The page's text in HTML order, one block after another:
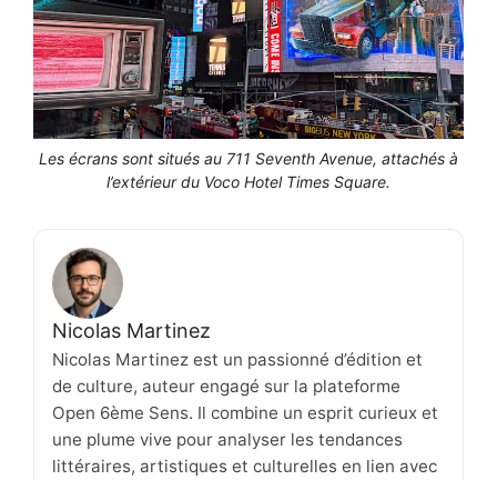
Les écrans sont situés au 711 Seventh Avenue, attachés à
l’extérieur du Voco Hotel Times Square.
Nicolas Martinez
Nicolas Martinez est un passionné d’édition et
de culture, auteur engagé sur la plateforme
Open 6ème Sens. Il combine un esprit curieux et
une plume vive pour analyser les tendances
littéraires, artistiques et culturelles en lien avec